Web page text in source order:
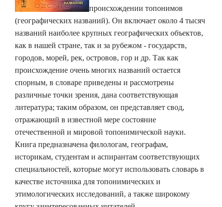
происхождении топонимов
(географических названий). Он включает около 4 тысяч
названий наиболее крупных географических объектов,
как в нашей стране, так и за рубежом - государств,
городов, морей, рек, островов, гор и др. Так как
происхождение очень многих названий остается
спорным, в словаре приведены и рассмотрены
различные точки зрения, дана соответствующая
литература; таким образом, он представляет свод,
отражающий в известной мере состояние
отечественной и мировой топонимической науки.
Книга предназначена филологам, географам,
историкам, студентам и аспирантам соответствующих
специальностей, которые могут использовать словарь в
качестве источника для топонимических и
этимологических исследований, а также широкому